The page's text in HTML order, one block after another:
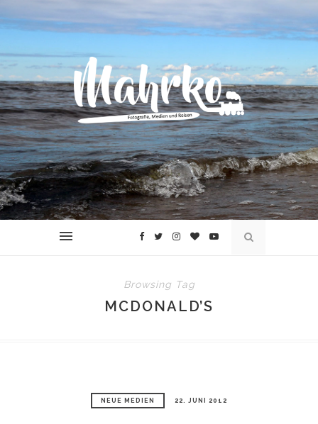
Browsing Tag
MCDONALD’S
NEUE MEDIEN 22. JUNI 2012